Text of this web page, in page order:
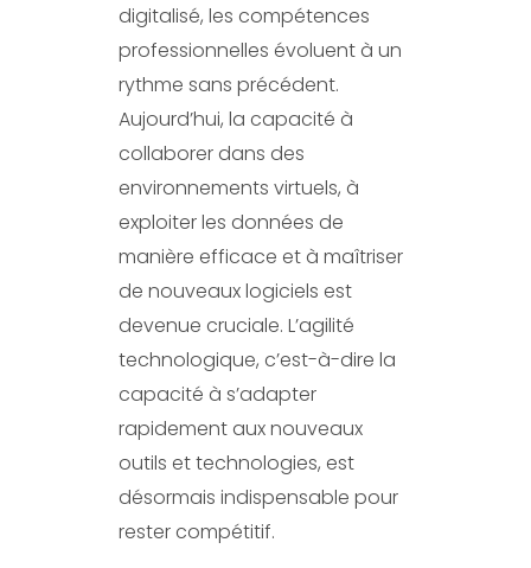
digitalisé, les compétences
professionnelles évoluent à un
rythme sans précédent.
Aujourd’hui, la capacité à
collaborer dans des
environnements virtuels, à
exploiter les données de
manière efficace et à maîtriser
de nouveaux logiciels est
devenue cruciale. L’agilité
technologique, c’est-à-dire la
capacité à s’adapter
rapidement aux nouveaux
outils et technologies, est
désormais indispensable pour
rester compétitif.